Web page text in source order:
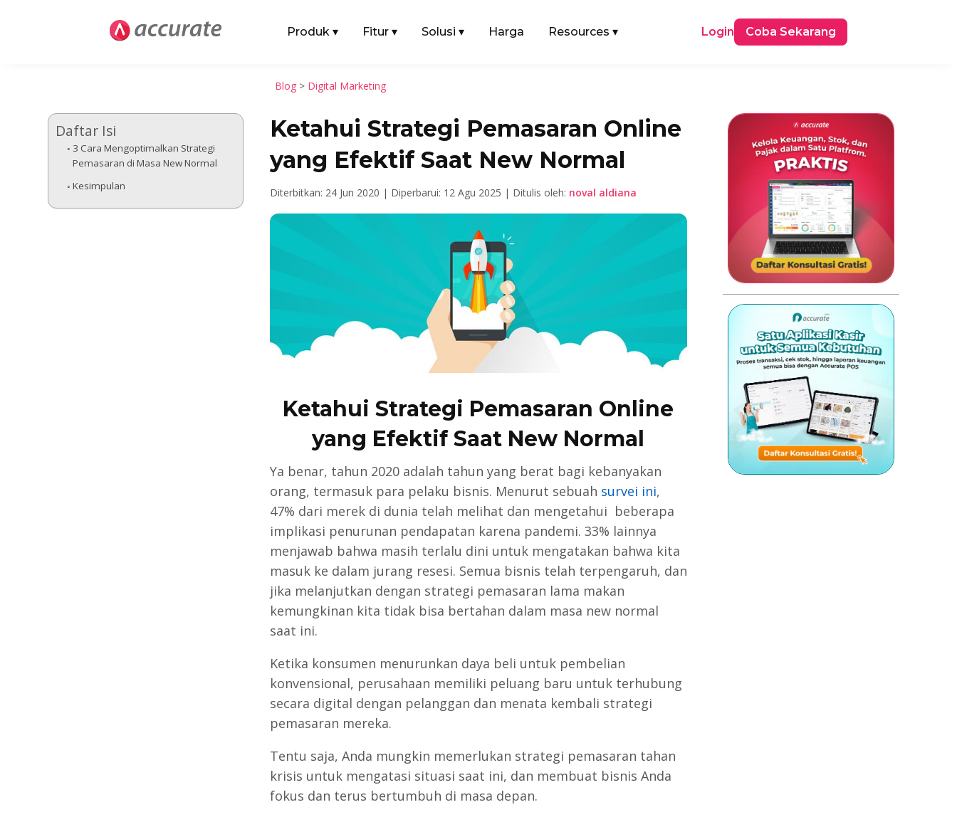
Produk ▾ Fitur ▾ Solusi ▾ Harga Resources ▾ Login Coba Sekarang
Blog > Digital Marketing
Daftar Isi
3 Cara Mengoptimalkan Strategi
Pemasaran di Masa New Normal
Kesimpulan
Ketahui Strategi Pemasaran Online
yang Efektif Saat New Normal
Diterbitkan: 24 Jun 2020 | Diperbarui: 12 Agu 2025 | Ditulis oleh: noval aldiana
Ketahui Strategi Pemasaran Online
yang Efektif Saat New Normal
Ya benar, tahun 2020 adalah tahun yang berat bagi kebanyakan
orang, termasuk para pelaku bisnis. Menurut sebuah survei ini,
47% dari merek di dunia telah melihat dan mengetahui beberapa
implikasi penurunan pendapatan karena pandemi. 33% lainnya
menjawab bahwa masih terlalu dini untuk mengatakan bahwa kita
masuk ke dalam jurang resesi. Semua bisnis telah terpengaruh, dan
jika melanjutkan dengan strategi pemasaran lama makan
kemungkinan kita tidak bisa bertahan dalam masa new normal
saat ini.
Ketika konsumen menurunkan daya beli untuk pembelian
konvensional, perusahaan memiliki peluang baru untuk terhubung
secara digital dengan pelanggan dan menata kembali strategi
pemasaran mereka.
Tentu saja, Anda mungkin memerlukan strategi pemasaran tahan
krisis untuk mengatasi situasi saat ini, dan membuat bisnis Anda
fokus dan terus bertumbuh di masa depan.